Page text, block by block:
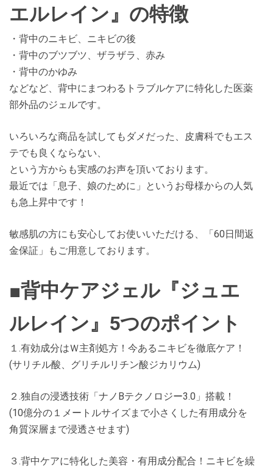
エルレイン』の特徴
・背中のニキビ、ニキビの後
・背中のブツブツ、ザラザラ、赤み
・背中のかゆみ
などなど、背中にまつわるトラブルケアに特化した医薬
部外品のジェルです。
いろいろな商品を試してもダメだった、皮膚科でもエス
テでも良くならない、
という方からも実感のお声を頂いております。
最近では「息子、娘のために」というお母様からの人気
も急上昇中です！
敏感肌の方にも安心してお使いいただける、「60日間返
金保証」もご用意しております。
■背中ケアジェル『ジュエ
ルレイン』5つのポイント
１.有効成分はＷ主剤処方！今あるニキビを徹底ケア！
(サリチル酸、グリチルリチン酸ジカリウム)
２.独自の浸透技術「ナノBテクノロジー3.0」搭載！
(10億分の１メートルサイズまで小さくした有用成分を
角質深層まで浸透させます)
３.背中ケアに特化した美容・有用成分配合！ニキビを繰